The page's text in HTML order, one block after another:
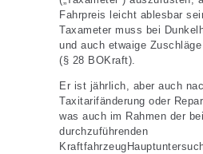
Fahrpreis leicht ablesbar
Taxameter muss bei
und auch etwaige
(§ 28 BOKraft).
Er ist jährlich, aber auch
Taxitarifänderung oder
was auch im Rahmen der
durchzuführenden